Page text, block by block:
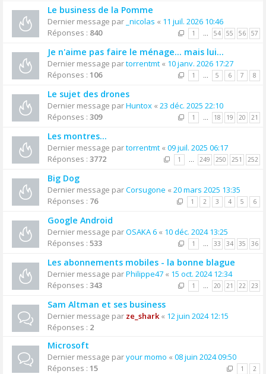
Le business de la Pomme
Dernier message par _nicolas « 11 juil. 2026 10:46
Réponses : 840 1 … 54 55 56 57
Je n'aime pas faire le ménage... mais lui...
Dernier message partorrentmt « 10 janv. 2026 17:27
Réponses : 106 1 … 5 6 7 8
Le sujet des drones
Dernier message parHuntox « 23 déc. 2025 22:10
Réponses : 309 1 … 18 19 20 21
Les montres...
Dernier message partorrentmt « 09 juil. 2025 06:17
Réponses : 3772 1 … 249 250 251 252
Big Dog
Dernier message parCorsugone « 20 mars 2025 13:35
Réponses : 76 1 2 3 4 5 6
Google Android
Dernier message parOSAKA 6 « 10 déc. 2024 13:25
Réponses : 533 1 … 33 34 35 36
Les abonnements mobiles - la bonne blague
Dernier message parPhilippe47 « 15 oct. 2024 12:34
Réponses : 343 1 … 20 21 22 23
Sam Altman et ses business
Dernier message par ze_shark« 12 juin 2024 12:15
Réponses : 2
Microsoft
Dernier message paryour momo « 08 juin 2024 09:50
Réponses : 15 1 2